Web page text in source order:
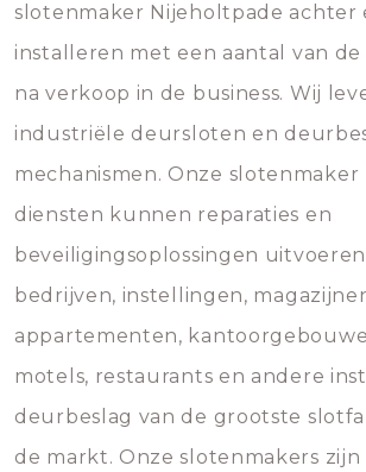
slotenmaker Nijeholtpade achter
installeren met een aantal van
na verkoop in de business. Wij
industriële deursloten en
mechanismen. Onze
diensten kunnen reparaties en
beveiligingsoplossingen
bedrijven, instellingen,
appartementen,
motels, restaurants en andere
deurbeslag van de grootste
de markt. Onze slotenmakers zijn